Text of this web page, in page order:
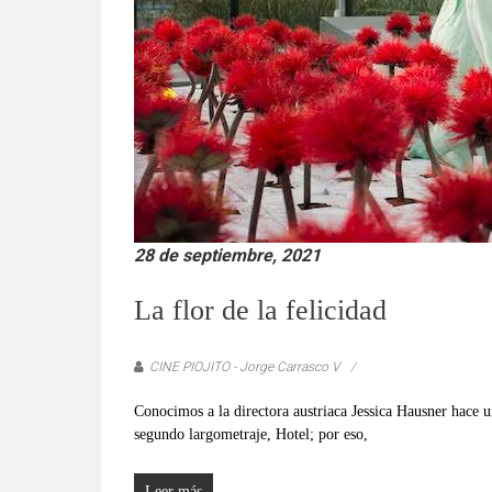
verificadas
y
al
instante,
así
como
un
análisis
serio
y
responsable
las
28 de septiembre, 2021
La flor de la felicidad
CINE PIOJITO - Jorge Carrasco V
Conocimos a la directora austriaca Jessica Hausner
segundo largometraje, Hotel; por eso,